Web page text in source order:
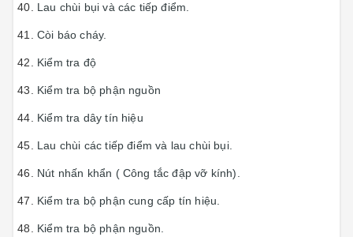
Lau chùi bụi và các tiếp điểm.
Còi báo cháy.
Kiểm tra độ
Kiểm tra bộ phận nguồn
Kiểm tra dây tín hiệu
Lau chùi các tiếp điểm và lau chùi bụi.
Nút nhấn khẩn ( Công tắc đập vỡ kính).
Kiểm tra bộ phận cung cấp tín hiệu.
Kiểm tra bộ phận nguồn.